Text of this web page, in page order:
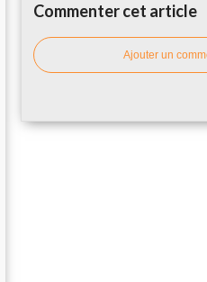
Commenter cet article
Ajouter un